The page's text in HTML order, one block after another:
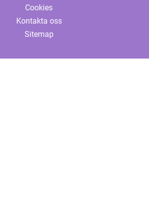
Cookies
Kontakta oss
Sitemap